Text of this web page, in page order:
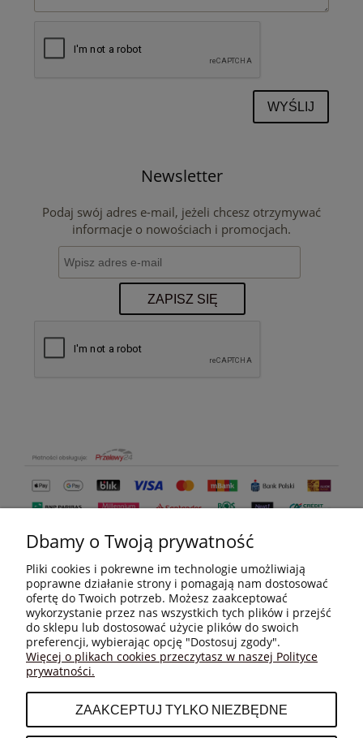
WYŚLIJ
Newsletter
Podaj swój adres e-mail, jeżeli chcesz otrzymywać
informacje o nowościach i promocjach.
ZAPISZ SIĘ
MOJE KONTO
Dbamy o Twoją prywatność
Pliki cookies i pokrewne im technologie umożliwiają
poprawne działanie strony i pomagają nam dostosować
ofertę do Twoich potrzeb. Możesz zaakceptować
wykorzystanie przez nas wszystkich tych plików i przejść
do sklepu lub dostosować użycie plików do swoich
preferencji, wybierając opcję "Dostosuj zgody".
Więcej o plikach cookies przeczytasz w naszej Polityce
prywatności.
ZAAKCEPTUJ TYLKO NIEZBĘDNE